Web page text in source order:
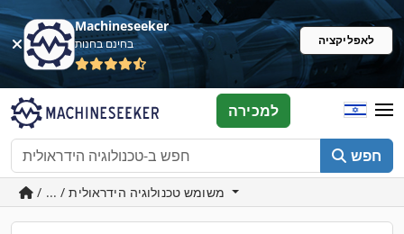
Machineseeker
בחינם בחנות לאפליקציה
חפש
למכירה